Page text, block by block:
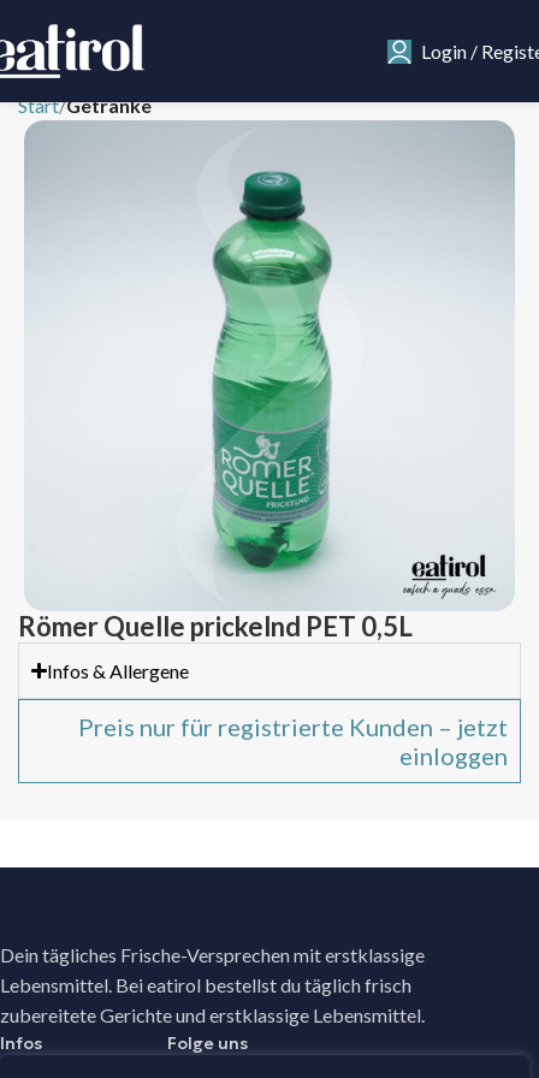
Login /
Start Getränke
Römer Quelle prickelnd PET 0,5L
Infos & Allergene
Preis nur für registrierte Kunden – jetzt
einloggen
Dein tägliches Frische-Versprechen mit erstklassige
Lebensmittel. Bei eatirol bestellst du täglich frisch
zubereitete Gerichte und erstklassige Lebensmittel.
Infos Folge uns